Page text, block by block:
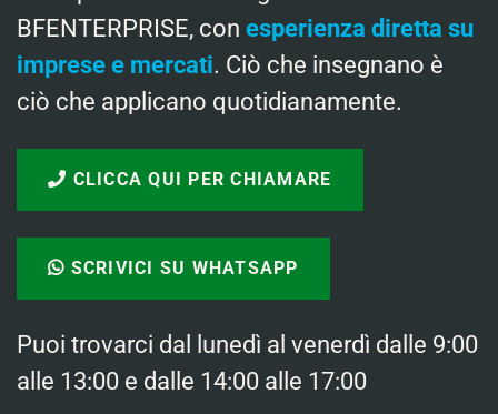
BFENTERPRISE, con esperienza diretta su
imprese e mercati. Ciò che insegnano è
ciò che applicano quotidianamente.
CLICCA QUI PER CHIAMARE
SCRIVICI SU WHATSAPP
Puoi trovarci dal lunedì al venerdì dalle 9:00
alle 13:00 e dalle 14:00 alle 17:00